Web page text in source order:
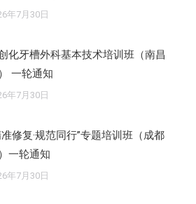
年7月30日
化牙槽外科基本技术培训班（南昌
一轮通知
年7月30日
准修复·规范同行”专题培训班（成都
一轮通知
年7月30日